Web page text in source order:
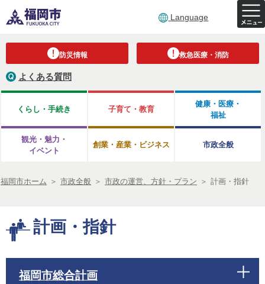
Language
防災情報 救急医療・消防
よくある質問
くらし・手続き 子育て・教育
健康・医療・
福祉
観光・魅力・
イベント
創業・産業・ビジネス 市政全般
福岡市ホーム ＞ 市政全般 ＞ 市政の運営、方針・プラン ＞ 計画・指針
計画・指針
福岡市総合計画